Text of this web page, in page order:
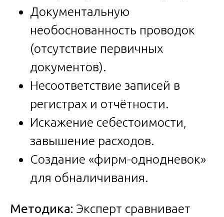
Документальную
необоснованность проводок
(отсутствие первичных
документов).
Несоответствие записей в
регистрах и отчётности.
Искажение себестоимости,
завышение расходов.
Создание «фирм-однодневок»
для обналичивания.
Методика: Эксперт сравнивает